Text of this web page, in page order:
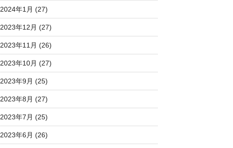
2024年1月 (27)
2023年12月 (27)
2023年11月 (26)
2023年10月 (27)
2023年9月 (25)
2023年8月 (27)
2023年7月 (25)
2023年6月 (26)